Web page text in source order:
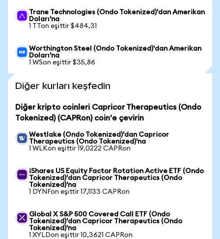
Trane Technologies (Ondo Tokenized)'dan Amerikan
Doları'na
1 TTon eşittir $484,31
Worthington Steel (Ondo Tokenized)'dan Amerikan
Doları'na
1 WSon eşittir $35,86
Diğer kurları keşfedin
Diğer kripto coinleri Capricor Therapeutics (Ondo
Tokenized) (CAPRon) coin'e çevirin
Westlake (Ondo Tokenized)'dan Capricor
Therapeutics (Ondo Tokenized)'na
1 WLKon eşittir 19,0222 CAPRon
iShares US Equity Factor Rotation Active ETF (Ondo
Tokenized)'dan Capricor Therapeutics (Ondo
Tokenized)'na
1 DYNFon eşittir 17,1133 CAPRon
Global X S&P 500 Covered Call ETF (Ondo
Tokenized)'dan Capricor Therapeutics (Ondo
Tokenized)'na
1 XYLDon eşittir 10,3621 CAPRon